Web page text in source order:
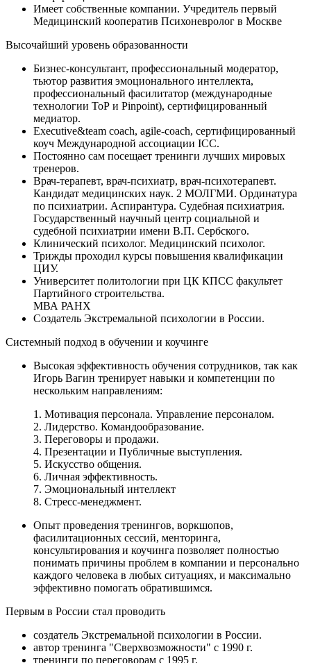
Имеет собственные компании. Учредитель первый
Медицинский кооператив Психоневролог в Москве
Высочайший уровень образованности
Бизнес-консультант, профессиональный модератор,
тьютор развития эмоционального интеллекта,
профессиональный фасилитатор (международные
технологии ТоР и Pinpoint), сертифицированный
медиатор.
Executive&team coach, agile-coach, сертифицированный
коуч Международной ассоциации ICC.
Постоянно сам посещает тренинги лучших мировых
тренеров.
Врач-терапевт, врач-психиатр, врач-психотерапевт.
Кандидат медицинских наук. 2 МОЛГМИ. Ординатура
по психиатрии. Аспирантура. Судебная психиатрия.
Государственный научный центр социальной и
судебной психиатрии имени В.П. Сербского.
Клинический психолог. Медицинский психолог.
Трижды проходил курсы повышения квалификации
ЦИУ.
Университет политологии при ЦК КПСС факультет
Партийного строительства.
МВА РАНХ
Создатель Экстремальной психологии в России.
Системный подход в обучении и коучинге
Высокая эффективность обучения сотрудников, так как
Игорь Вагин тренирует навыки и компетенции по
нескольким направлениям:
1. Мотивация персонала. Управление персоналом.
2. Лидерство. Командообразование.
3. Переговоры и продажи.
4. Презентации и Публичные выступления.
5. Искусство общения.
6. Личная эффективность.
7. Эмоциональный интеллект
8. Стресс-менеджмент.
Опыт проведения тренингов, воркшопов,
фасилитационных сессий, менторинга,
консультирования и коучинга позволяет полностью
понимать причины проблем в компании и персонально
каждого человека в любых ситуациях, и максимально
эффективно помогать обратившимся.
Первым в России стал проводить
создатель Экстремальной психологии в России.
автор тренинга "Сверхвозможности" с 1990 г.
тренинги по переговорам с 1995 г.